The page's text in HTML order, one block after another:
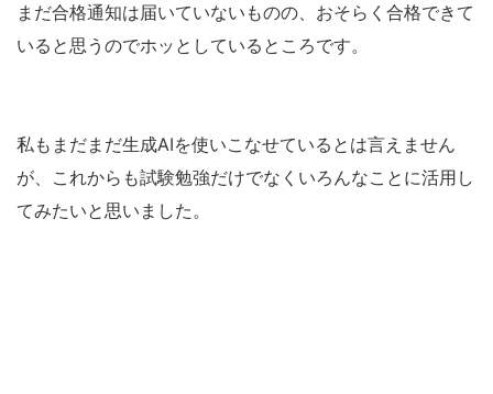
まだ合格通知は届いていないものの、おそらく合格できて
いると思うのでホッとしているところです。
私もまだまだ生成AIを使いこなせているとは言えません
が、これからも試験勉強だけでなくいろんなことに活用し
てみたいと思いました。